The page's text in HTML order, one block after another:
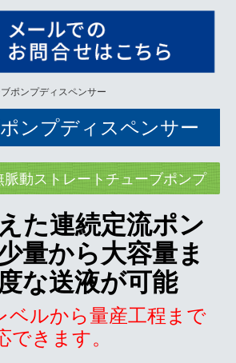
品
画
ポンプディスペンサー
ンプディスペンサー
動ストレートチューブポンプ
た連続定流ポン
量から大容量ま
な送液が可能
ベルから量産工程まで
できます。